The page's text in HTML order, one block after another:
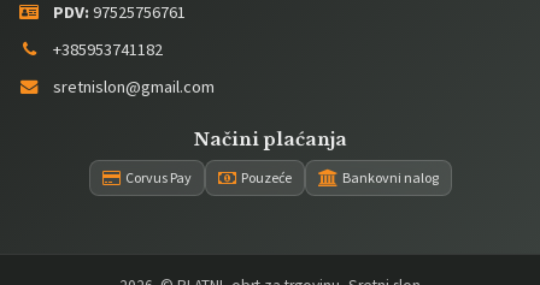
PDV: 97525756761
+385953741182
sretnislon@gmail.com
Načini plaćanja
Corvus Pay Pouzeće Bankovni nalog